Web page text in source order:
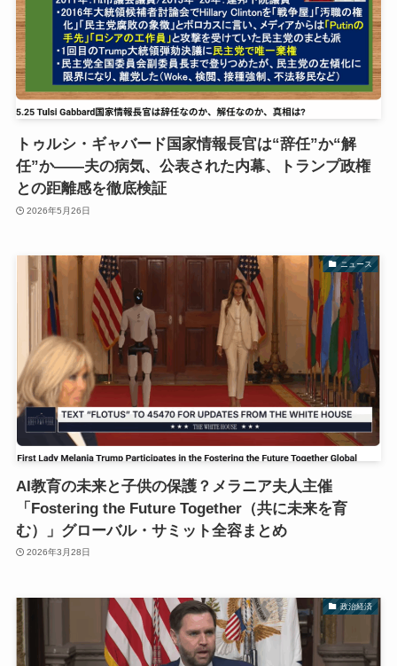
トゥルシ・ギャバード国家情報長官は“辞任”か“解
任”か――夫の病気、公表された内幕、トランプ政権
との距離感を徹底検証
2026年5月26日
ニュース
AI教育の未来と子供の保護？メラニア夫人主催
「Fostering the Future Together（共に未来を育
む）」グローバル・サミット全容まとめ
2026年3月28日
政治経済